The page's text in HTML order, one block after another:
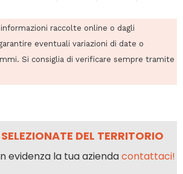
raccolte online o dagli
eventuali variazioni di date o
Si consiglia di verificare sempre tramite
DEL TERRITORIO
evidenza la tua aziendacontattaci!